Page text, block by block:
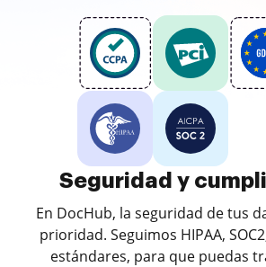
Seguridad y
En DocHub, la seguridad de tus
prioridad. Seguimos HIPAA,
estándares, para que puedas